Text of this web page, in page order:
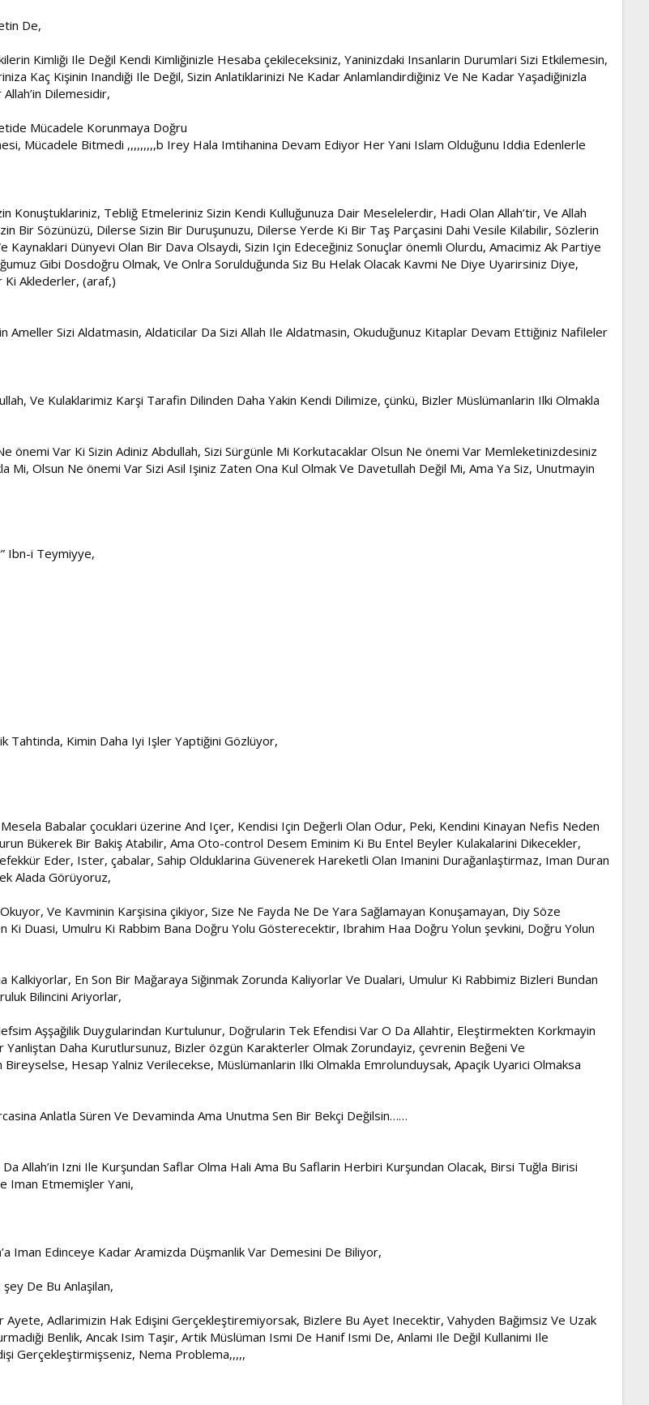
De,
Kimliği Ile Değil Kendi Kimliğinizle Hesaba çekileceksiniz, Yaninizdaki Insanlarin Durumlari Sizi Etkilemesin,
Kaç Kişinin Inandiği Ile Değil, Sizin Anlatiklarinizi Ne Kadar Anlamlandirdiğiniz Ve Ne Kadar Yaşadiğinizla
Dilemesidir,
Mücadele Korunmaya Doğru
Mücadele Bitmedi ,,,,,,,,,b Irey Hala Imtihanina Devam Ediyor Her Yani Islam Olduğunu Iddia Edenlerle
Tebliğ Etmeleriniz Sizin Kendi Kulluğunuza Dair Meselelerdir, Hadi Olan Allah’tir, Ve Allah
Bir Sözünüzü, Dilerse Sizin Bir Duruşunuzu, Dilerse Yerde Ki Bir Taş Parçasini Dahi Vesile Kilabilir, Sözlerin
Dünyevi Olan Bir Dava Olsaydi, Sizin Için Edeceğiniz Sonuçlar önemli Olurdu, Amacimiz Ak Partiye
Gibi Dosdoğru Olmak, Ve Onlra Sorulduğunda Siz Bu Helak Olacak Kavmi Ne Diye Uyarirsiniz Diye,
Ki Aklederler, (araf,)
Ameller Sizi Aldatmasin, Aldaticilar Da Sizi Allah Ile Aldatmasin, Okuduğunuz Kitaplar Devam Ettiğiniz Nafileler
Ve Kulaklarimiz Karşi Tarafin Dilinden Daha Yakin Kendi Dilimize, çünkü, Bizler Müslümanlarin Ilki Olmakla
önemi Var Ki Sizin Adiniz Abdullah, Sizi Sürgünle Mi Korkutacaklar Olsun Ne önemi Var Memleketinizdesiniz
Mi, Olsun Ne önemi Var Sizi Asil Işiniz Zaten Ona Kul Olmak Ve Davetullah Değil Mi, Ama Ya Siz, Unutmayin
Ibn-i Teymiyye,
Tahtinda, Kimin Daha Iyi Işler Yaptiğini Gözlüyor,
Babalar çocuklari üzerine And Içer, Kendisi Için Değerli Olan Odur, Peki, Kendini Kinayan Nefis Neden
Bükerek Bir Bakiş Atabilir, Ama Oto-control Desem Eminim Ki Bu Entel Beyler Kulakalarini Dikecekler,
Eder, Ister, çabalar, Sahip Olduklarina Güvenerek Hareketli Olan Imanini Durağanlaştirmaz, Iman Duran
Alada Görüyoruz,
Ve Kavminin Karşisina çikiyor, Size Ne Fayda Ne De Yara Sağlamayan Konuşamayan, Diy Söze
Duasi, Umulru Ki Rabbim Bana Doğru Yolu Gösterecektir, Ibrahim Haa Doğru Yolun şevkini, Doğru Yolun
En Son Bir Mağaraya Siğinmak Zorunda Kaliyorlar Ve Dualari, Umulur Ki Rabbimiz Bizleri Bundan
Bilincini Ariyorlar,
Aşşağilik Duygularindan Kurtulunur, Doğrularin Tek Efendisi Var O Da Allahtir, Eleştirmekten Korkmayin
Daha Kurutlursunuz, Bizler özgün Karakterler Olmak Zorundayiz, çevrenin Beğeni Ve
Hesap Yalniz Verilecekse, Müslümanlarin Ilki Olmakla Emrolunduysak, Apaçik Uyarici Olmaksa
Anlatla Süren Ve Devaminda Ama Unutma Sen Bir Bekçi Değilsin……
Allah’in Izni Ile Kurşundan Saflar Olma Hali Ama Bu Saflarin Herbiri Kurşundan Olacak, Birsi Tuğla Birisi
Iman Etmemişler Yani,
Iman Edinceye Kadar Aramizda Düşmanlik Var Demesini De Biliyor,
De Bu Anlaşilan,
Adlarimizin Hak Edişini Gerçekleştiremiyorsak, Bizlere Bu Ayet Inecektir, Vahyden Bağimsiz Ve Uzak
Benlik, Ancak Isim Taşir, Artik Müslüman Ismi De Hanif Ismi De, Anlami Ile Değil Kullanimi Ile
Gerçekleştirmişseniz, Nema Problema,,,,,